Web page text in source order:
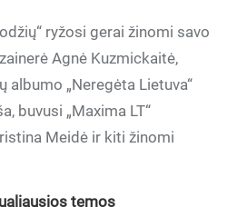
ryžosi gerai žinomi savo
Agnė Kuzmickaitė,
„Neregėta Lietuva“
buvusi „Maxima LT“
Meidė ir kiti žinomi
temos